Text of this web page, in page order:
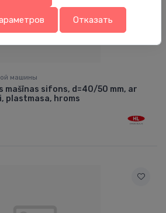
машины
mašīnas sifons, d=40/50 mm, ar
plastmasa, hroms
Отказать